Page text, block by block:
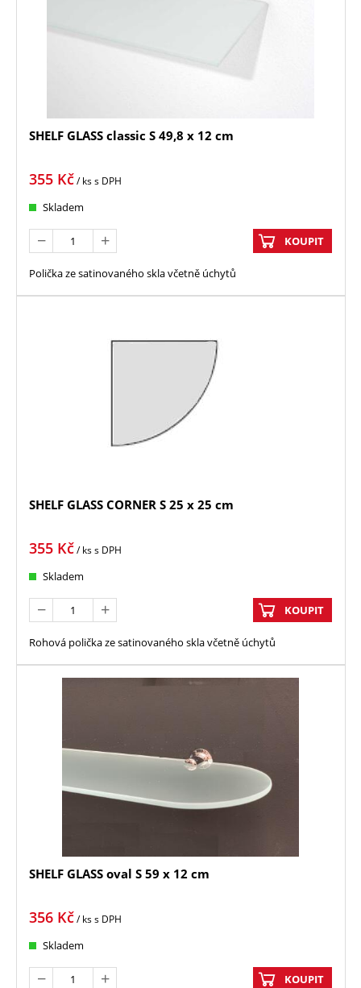
SHELF GLASS classic S 49,8 x 12 cm
355 Kč/ kss DPH
Skladem
KOUPIT
Polička ze satinovaného skla včetně úchytů
SHELF GLASS CORNER S 25 x 25 cm
355 Kč/ kss DPH
Skladem
KOUPIT
Rohová polička ze satinovaného skla včetně úchytů
SHELF GLASS oval S 59 x 12 cm
356 Kč/ kss DPH
Skladem
KOUPIT